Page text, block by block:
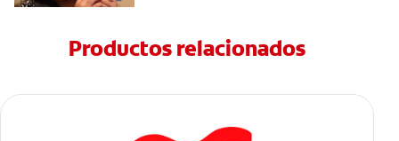
Productos relacionados